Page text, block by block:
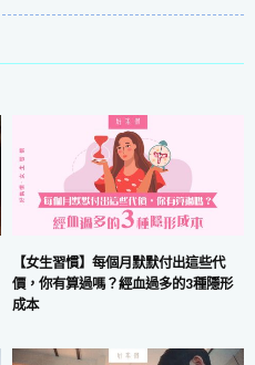
【女生習慣】每個月默默付出這些代
價，你有算過嗎？經血過多的3種隱形
成本